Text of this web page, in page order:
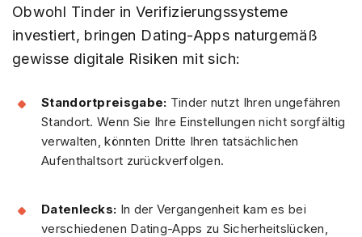
Obwohl Tinder in Verifizierungssysteme
investiert, bringen Dating-Apps naturgemäß
gewisse digitale Risiken mit sich:
Standortpreisgabe: Tinder nutzt Ihren ungefähren
Standort. Wenn Sie Ihre Einstellungen nicht sorgfältig
verwalten, könnten Dritte Ihren tatsächlichen
Aufenthaltsort zurückverfolgen.
Datenlecks: In der Vergangenheit kam es bei
verschiedenen Dating-Apps zu Sicherheitslücken,